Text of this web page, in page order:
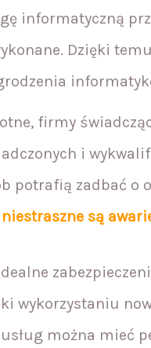
informatyczną
Dzięki
firmy
i
potrafią zadbać o
są
wykorzystaniu
można mieć